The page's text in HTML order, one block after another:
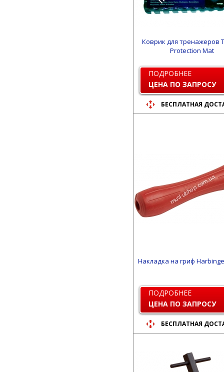
Коврик для тренажеров
Protection Mat
ПОДРОБНЕЕ
ЦЕНА ПО ЗАПРОСУ
БЕСПЛАТНАЯ
Накладка на гриф
ПОДРОБНЕЕ
ЦЕНА ПО ЗАПРОСУ
БЕСПЛАТНАЯ